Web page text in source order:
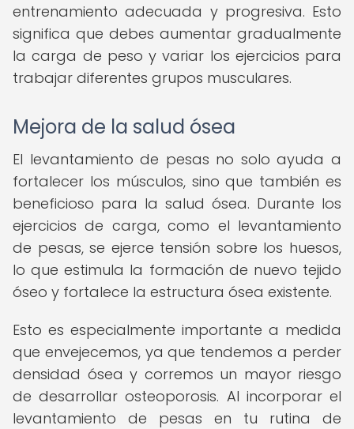
entrenamiento adecuada y progresiva. Esto
significa que debes aumentar gradualmente
la carga de peso y variar los ejercicios para
trabajar diferentes grupos musculares.
Mejora de la salud ósea
El levantamiento de pesas no solo ayuda a
fortalecer los músculos, sino que también es
beneficioso para la salud ósea. Durante los
ejercicios de carga, como el levantamiento
de pesas, se ejerce tensión sobre los huesos,
lo que estimula la formación de nuevo tejido
óseo y fortalece la estructura ósea existente.
Esto es especialmente importante a medida
que envejecemos, ya que tendemos a perder
densidad ósea y corremos un mayor riesgo
de desarrollar osteoporosis. Al incorporar el
levantamiento de pesas en tu rutina de